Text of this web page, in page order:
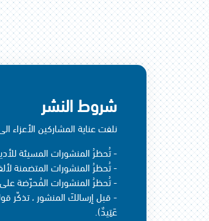
شروط النشر
نلفت عناية المشاركين الأعزاء
- تُحظرُ المنشورات المسيئة
- تُحظرُ المنشورات المتضمنة
- تُحظرُ المنشورات المُحرّضة على
- قبل إرسالكَ المنشور ، تذكّر
عَتِيدٌ).